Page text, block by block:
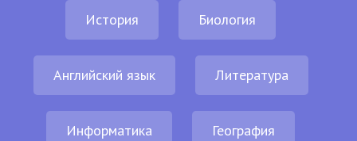
История Биология
Английский язык Литература
Информатика География